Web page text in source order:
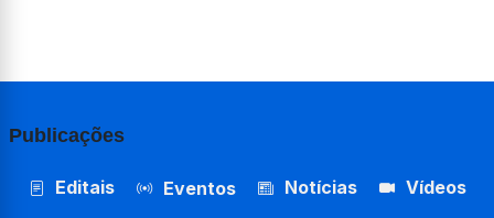
Publicações
Editais Eventos Notícias Vídeos